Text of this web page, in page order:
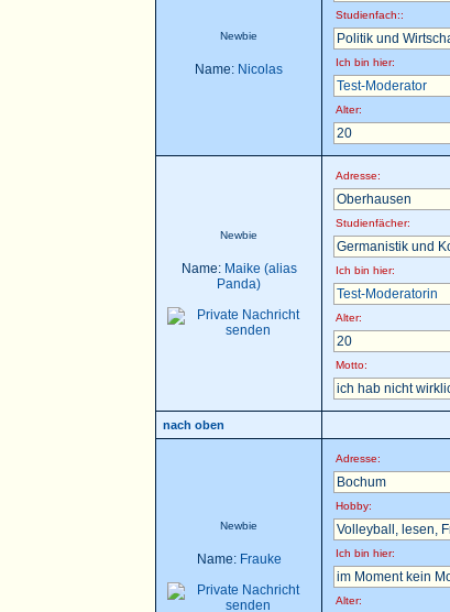
Newbie
Name: Nicolas
Studienfach::
Politik und
Ich bin hier:
Test-Moderator
Alter:
20
Newbie
Name: Maike (alias
Panda)
Adresse:
Oberhausen
Studienfächer:
Germanistik und
Ich bin hier:
Test-Moderatorin
Alter:
20
Motto:
ich hab nicht
nach oben
Newbie
Name: Frauke
Adresse:
Bochum
Hobby:
Volleyball, lesen,
Ich bin hier:
im Moment kein
Alter: